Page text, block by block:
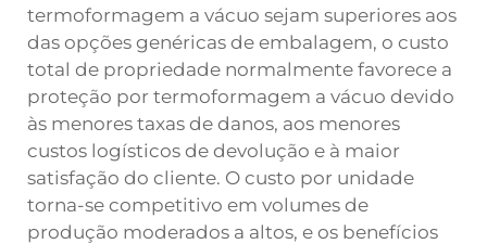
termoformagem a vácuo sejam superiores aos
das opções genéricas de embalagem, o custo
total de propriedade normalmente favorece a
proteção por termoformagem a vácuo devido
às menores taxas de danos, aos menores
custos logísticos de devolução e à maior
satisfação do cliente. O custo por unidade
torna-se competitivo em volumes de
produção moderados a altos, e os benefícios